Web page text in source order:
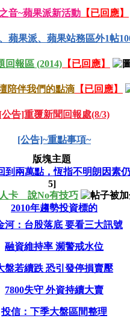
音~蘋果派新活動 【已回應】
蘋果派、蘋果站務區外1帖
回報區 (2014) 【已回應】
陪伴我們的點滴 【已回應】
[公告]重覆新聞回報處(8/3)
[公告]~重點事項~
版塊主題
到兩萬點，恆指不明朗因素
5]
卡 說No有技巧
2010年趨勢投資標的
河：台股落底 要看三大訊號
融資維持率 瀕警戒水位
盤若續跌 恐引發停損賣壓
7800失守 外資持續大賣
投信：下季大盤區間整理